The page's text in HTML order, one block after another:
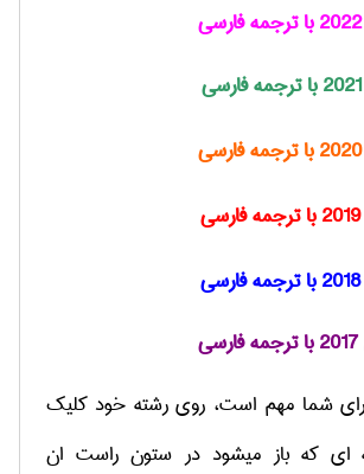
با ترجمه فارسی
2018 با ترجمه فارسی
شما مهم است، روی رشته خود کلیک
ای که باز میشود در ستون راست ان